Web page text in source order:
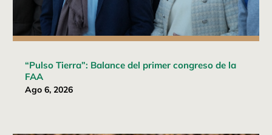
“Pulso Tierra”: Balance del primer congreso de la
FAA
Ago 6, 2026